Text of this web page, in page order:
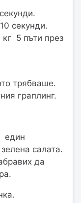
секунди.
5 пъти през
трябваше.
граплинг.
един
салата.
да